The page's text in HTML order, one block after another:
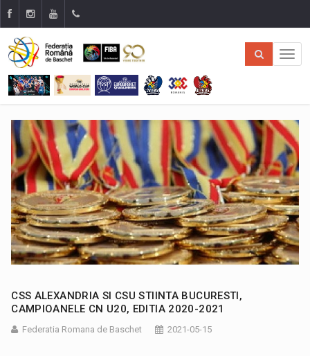
CSS ALEXANDRIA SI CSU STIINTA BUCURESTI,
CAMPIOANELE CN U20, EDITIA 2020-2021
Federatia Romana de Baschet 2021-05-15